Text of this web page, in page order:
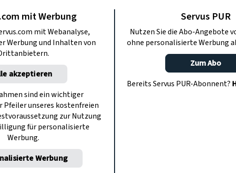
durch
Frauenmantel, Taglilien und
auch Gräser und Kübelpflanzen.
mit Werbung
mit Webanalyse,
Werbung und Inhalten von
akzeptieren
sind ein wichtiger
unseres kostenfreien
zur Nutzung
für personalisierte
Werbung.
Werbung
Servus PUR
Nutzen Sie die Abo-Angebote
ohne personalisierte Werbung
Zum Abo
Bereits Servus PUR-Abonnent?